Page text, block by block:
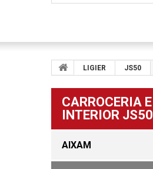
LIGIER JS50
CARROCERIA E
INTERIOR JS50
AIXAM